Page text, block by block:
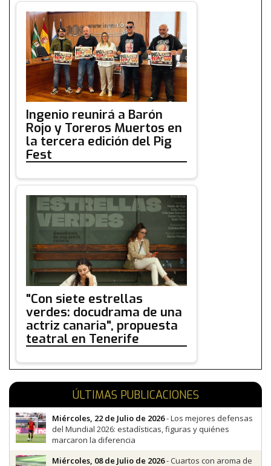
Ingenio reunirá a Barón
Rojo y Toreros Muertos en
la tercera edición del Pig
Fest
"Con siete estrellas
verdes: docudrama de una
actriz canaria", propuesta
teatral en Tenerife
ÚLTIMAS PUBLICACIONES
Miércoles, 22 de Julio de 2026- Los mejores defensas
del Mundial 2026: estadísticas, figuras y quiénes
marcaron la diferencia
Miércoles, 08 de Julio de 2026- Cuartos con aroma de